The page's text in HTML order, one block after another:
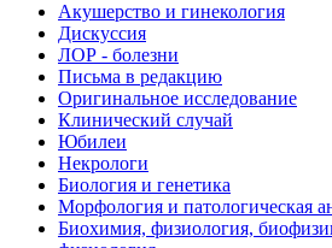
Акушерство и гинекология
Дискуссия
ЛОР - болезни
Письма в редакцию
Оригинальное исследование
Клинический случай
Юбилеи
Некрологи
Биология и генетика
Морфология и патологическая
Биохимия, физиология,